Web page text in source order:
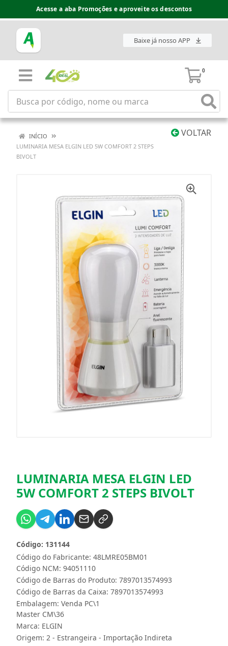
Acesse a aba Promoções e aproveite os descontos
Baixe já nosso APP
0
VOLTAR
INÍCIO
LUMINARIA MESA ELGIN LED 5W COMFORT 2 STEPS
BIVOLT
LUMINARIA MESA ELGIN LED
5W COMFORT 2 STEPS BIVOLT
Código do Fabricante: 48LMRE05BM01
Código: 131144
Código NCM: 94051110
Código de Barras do Produto: 7897013574993
Código de Barras da Caixa: 7897013574993
Embalagem: Venda PC\1
Master CM\36
Marca: ELGIN
Origem: 2 - Estrangeira - Importação Indireta